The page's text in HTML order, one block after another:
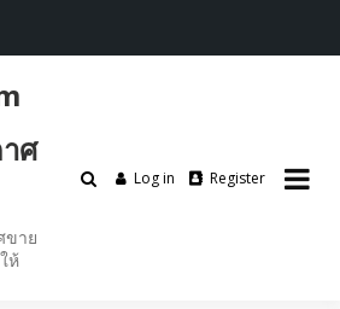
ศ
ขาย
ห้
Log in Register